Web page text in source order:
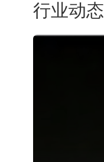
行业动态